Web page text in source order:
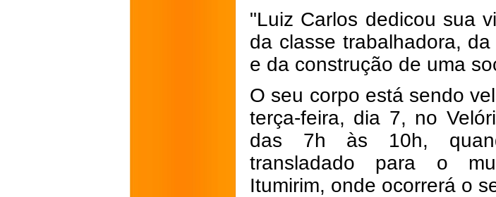
"Luiz Carlos dedicou sua
da classe trabalhadora,
e da construção de uma
O seu corpo está sendo
terça-feira, dia 7, no
das 7h às 10h,
transladado para o
Itumirim, onde ocorrerá o